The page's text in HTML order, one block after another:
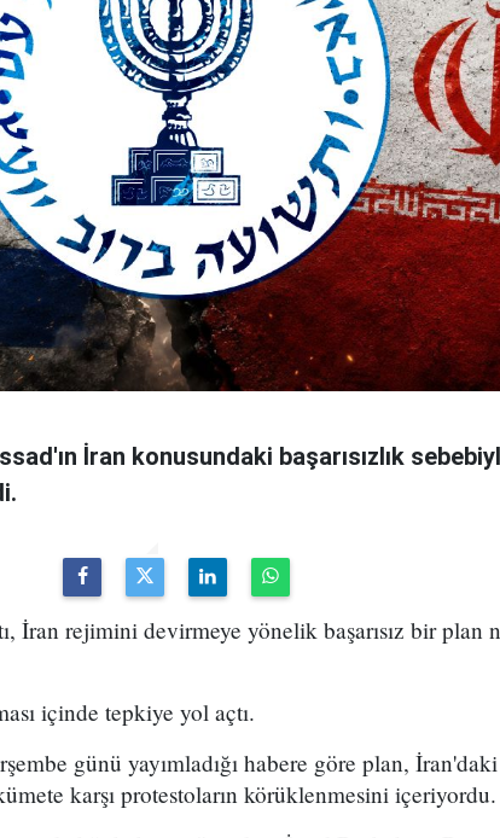
İran konusundaki başarısızlık
İran rejimini devirmeye yönelik başarısız bir plan
içinde tepkiye yol açtı.
günü yayımladığı habere göre plan, İran'daki
karşı protestoların körüklenmesini içeriyordu.